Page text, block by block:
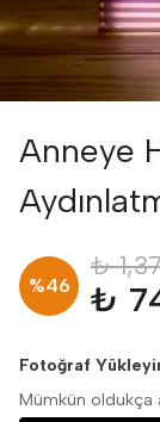
Anneye
%46
₺
₺
Fotoğraf
Mümkün oldukça